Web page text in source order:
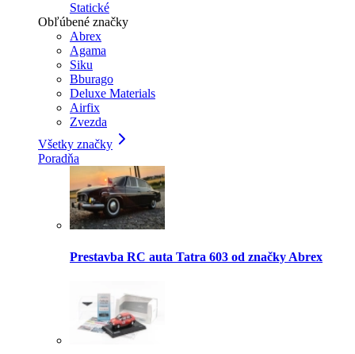
Statické
Obľúbené značky
Abrex
Agama
Siku
Bburago
Deluxe Materials
Airfix
Zvezda
Všetky značky
Poradňa
Prestavba RC auta Tatra 603 od značky Abrex